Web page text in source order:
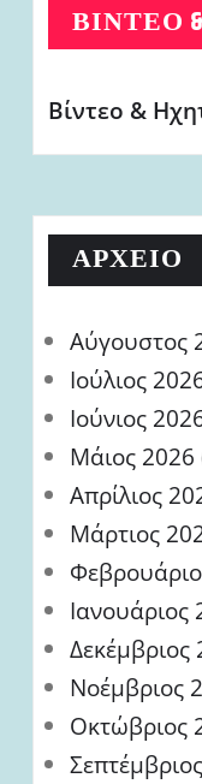
ΒΊΝΤΕΟ
Βίντεο &
ΑΡΧΕΊΟ
Αύγουστος
Ιούλιος
Ιούνιος
Μάιος 2026
Απρίλιος
Μάρτιος
Ιανουάριος
Δεκέμβριος
Νοέμβριος
Οκτώβριος